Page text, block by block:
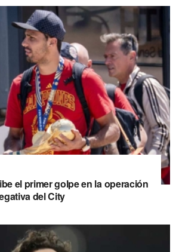
el primer golpe en la operación
del City